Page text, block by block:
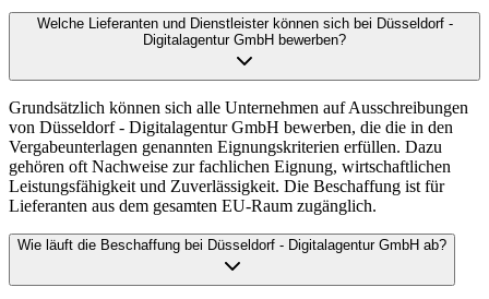
Welche Lieferanten und Dienstleister können sich bei Düsseldorf -
Digitalagentur GmbH bewerben?
Grundsätzlich können sich alle Unternehmen auf Ausschreibungen
von Düsseldorf - Digitalagentur GmbH bewerben, die die in den
Vergabeunterlagen genannten Eignungskriterien erfüllen. Dazu
gehören oft Nachweise zur fachlichen Eignung, wirtschaftlichen
Leistungsfähigkeit und Zuverlässigkeit. Die Beschaffung ist für
Lieferanten aus dem gesamten EU-Raum zugänglich.
Wie läuft die Beschaffung bei Düsseldorf - Digitalagentur GmbH ab?